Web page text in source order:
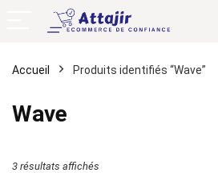
Accueil Produits identifiés “Wave”
Wave
3 résultats affichés